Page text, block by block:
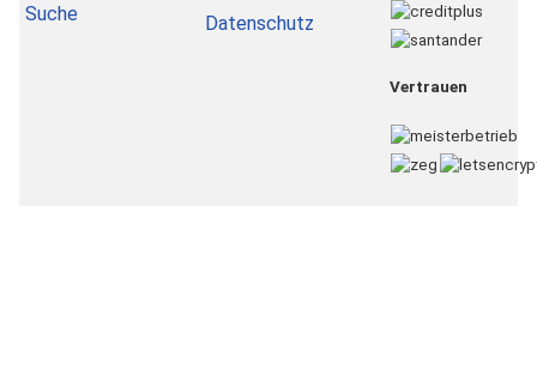
Suche
Datenschutz
Vertrauen